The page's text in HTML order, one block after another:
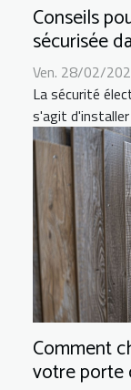
Conseils
sécurisée
Ven. 28/02/
La sécurité
s'agit
Comment
votre porte